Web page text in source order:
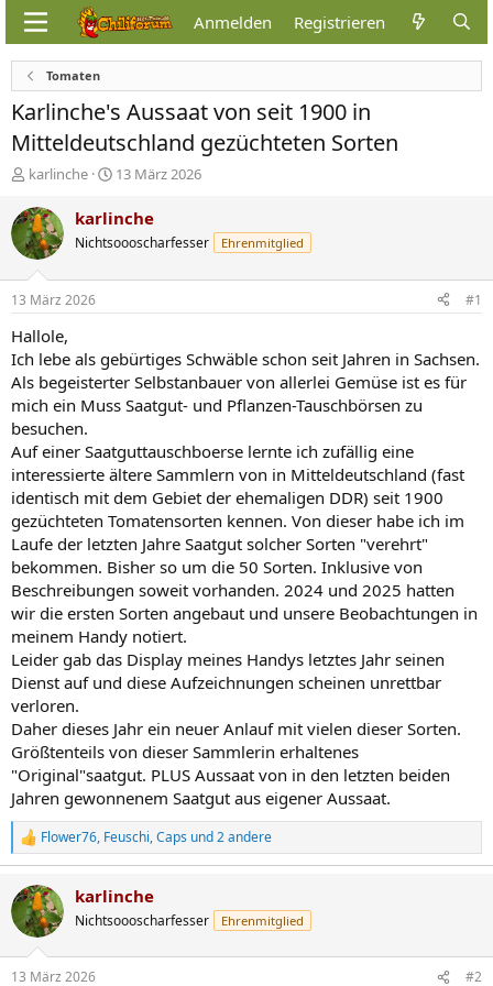
Anmelden Registrieren
Tomaten
Karlinche's Aussaat von seit 1900 in
Mitteldeutschland gezüchteten Sorten
E
s
t
e
e
r
karlinche
E
s
e
t
m
13 März 2026
karlinche
Nichtsoooscharfesser Ehrenmitglied
13 März 2026 #1
Hallole,
Ich lebe als gebürtiges Schwäble schon seit Jahren in Sachsen.
Als begeisterter Selbstanbauer von allerlei Gemüse ist es für
mich ein Muss Saatgut- und Pflanzen-Tauschbörsen zu
besuchen.
Auf einer Saatguttauschboerse lernte ich zufällig eine
interessierte ältere Sammlern von in Mitteldeutschland (fast
identisch mit dem Gebiet der ehemaligen DDR) seit 1900
gezüchteten Tomatensorten kennen. Von dieser habe ich im
Laufe der letzten Jahre Saatgut solcher Sorten "verehrt"
bekommen. Bisher so um die 50 Sorten. Inklusive von
Beschreibungen soweit vorhanden. 2024 und 2025 hatten
wir die ersten Sorten angebaut und unsere Beobachtungen in
meinem Handy notiert.
Leider gab das Display meines Handys letztes Jahr seinen
Dienst auf und diese Aufzeichnungen scheinen unrettbar
verloren.
Daher dieses Jahr ein neuer Anlauf mit vielen dieser Sorten.
Größtenteils von dieser Sammlerin erhaltenes
"Original"saatgut. PLUS Aussaat von in den letzten beiden
Jahren gewonnenem Saatgut aus eigener Aussaat.
R
e
k
i
Flower76, Feuschi,Caps und 2 andere
karlinche
Nichtsoooscharfesser Ehrenmitglied
13 März 2026 #2